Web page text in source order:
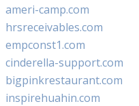
ameri-camp.com
hrsreceivables.com
empconst1.com
cinderella-support.com
bigpinkrestaurant.com
inspirehuahin.com